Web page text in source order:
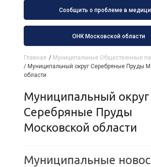
Сообщить о проблеме в
ОНК Московской области
Главная / Муниципальные Общественные
/ Муниципальный округ Серебряные Пруды
области
Муниципальный округ
Серебряные Пруды
Московской области
Муниципальные